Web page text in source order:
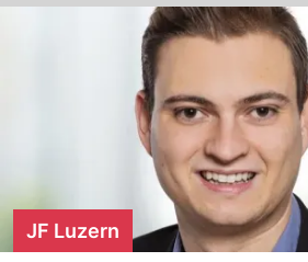
JF Luzern